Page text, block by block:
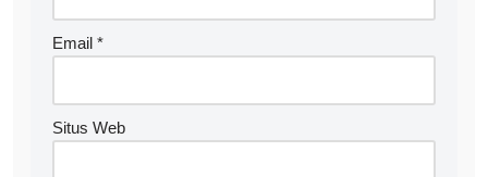
Email *
Situs Web